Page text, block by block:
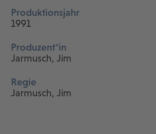
Produktionsjahr
1991
Produzent*in
Jarmusch, Jim
Regie
Jarmusch, Jim